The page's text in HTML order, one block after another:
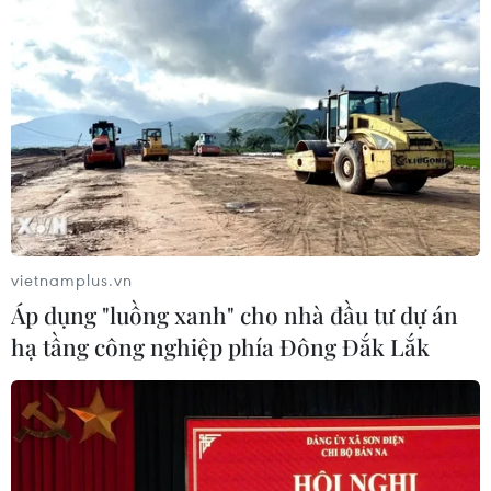
vietnamplus.vn
Áp dụng "luồng xanh" cho nhà đầu tư dự án
hạ tầng công nghiệp phía Đông Đắk Lắk